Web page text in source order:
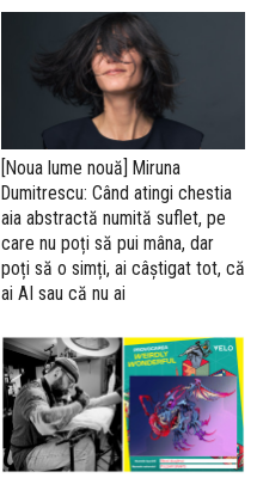
[Noua lume nouă] Miruna
Dumitrescu: Când atingi chestia
aia abstractă numită suflet, pe
care nu poți să pui mâna, dar
poți să o simți, ai câștigat tot, că
ai AI sau că nu ai